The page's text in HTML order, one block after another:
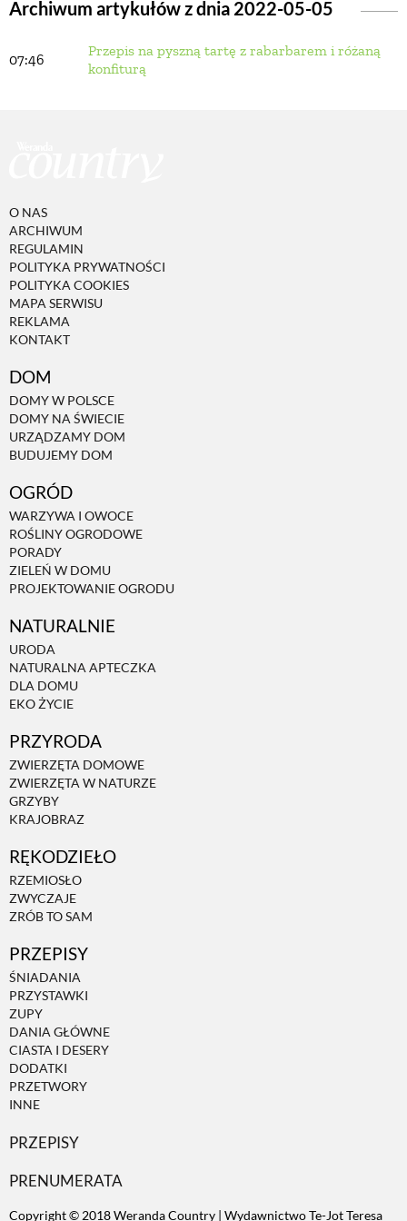
Archiwum artykułów z dnia 2022-05-05
07:46
Przepis na pyszną tartę z rabarbarem i różaną
konfiturą
O NAS
ARCHIWUM
REGULAMIN
POLITYKA PRYWATNOŚCI
POLITYKA COOKIES
MAPA SERWISU
REKLAMA
KONTAKT
DOM
DOMY W POLSCE
DOMY NA ŚWIECIE
URZĄDZAMY DOM
BUDUJEMY DOM
OGRÓD
WARZYWA I OWOCE
ROŚLINY OGRODOWE
PORADY
ZIELEŃ W DOMU
PROJEKTOWANIE OGRODU
NATURALNIE
URODA
NATURALNA APTECZKA
DLA DOMU
EKO ŻYCIE
PRZYRODA
ZWIERZĘTA DOMOWE
ZWIERZĘTA W NATURZE
GRZYBY
KRAJOBRAZ
RĘKODZIEŁO
RZEMIOSŁO
ZWYCZAJE
ZRÓB TO SAM
PRZEPISY
ŚNIADANIA
PRZYSTAWKI
ZUPY
DANIA GŁÓWNE
CIASTA I DESERY
DODATKI
PRZETWORY
INNE
PRZEPISY
PRENUMERATA
Copyright © 2018 Weranda Country | Wydawnictwo Te-Jot Teresa
BUDUJEMY DOM
PROJEKTOWANIE OGRODU
NATURALNA APTECZKA
ZWIERZĘTA W NATURZE